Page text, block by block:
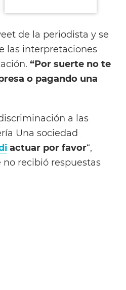
de la periodista y se
las interpretaciones
“Por suerte no te
o pagando una
a las
Una sociedad
actuar por favor“,
recibió respuestas